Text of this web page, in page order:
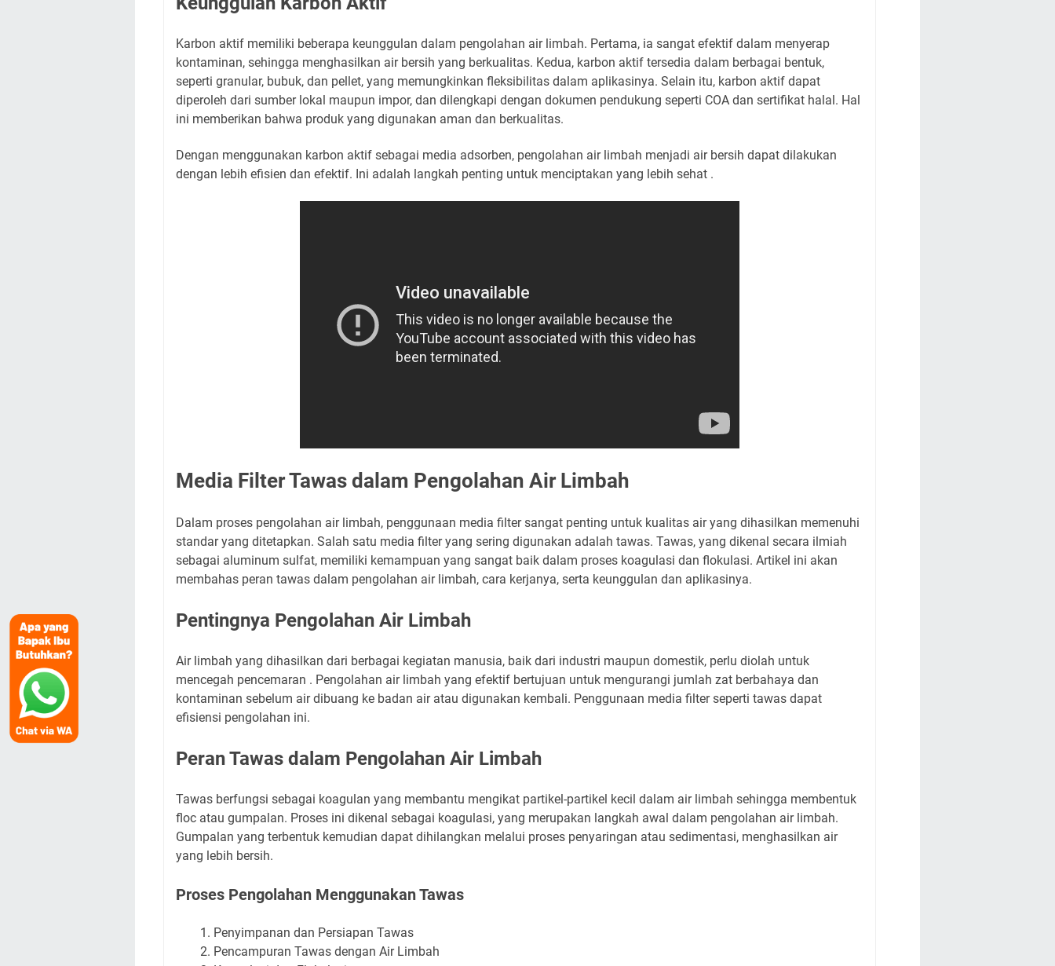
Karbon aktif memiliki beberapa keunggulan dalam pengolahan air limbah. Pertama, ia sangat efektif dalam menyerap
kontaminan, sehingga menghasilkan air bersih yang berkualitas. Kedua, karbon aktif tersedia dalam berbagai bentuk,
seperti granular, bubuk, dan pellet, yang memungkinkan fleksibilitas dalam aplikasinya. Selain itu, karbon aktif dapat
diperoleh dari sumber lokal maupun impor, dan dilengkapi dengan dokumen pendukung seperti COA dan sertifikat halal. Hal
ini memberikan bahwa produk yang digunakan aman dan berkualitas.
Dengan menggunakan karbon aktif sebagai media adsorben, pengolahan air limbah menjadi air bersih dapat dilakukan
dengan lebih efisien dan efektif. Ini adalah langkah penting untuk menciptakan yang lebih sehat .
Media Filter Tawas dalam Pengolahan Air Limbah
Dalam proses pengolahan air limbah, penggunaan media filter sangat penting untuk kualitas air yang dihasilkan memenuhi
standar yang ditetapkan. Salah satu media filter yang sering digunakan adalah tawas. Tawas, yang dikenal secara ilmiah
sebagai aluminum sulfat, memiliki kemampuan yang sangat baik dalam proses koagulasi dan flokulasi. Artikel ini akan
membahas peran tawas dalam pengolahan air limbah, cara kerjanya, serta keunggulan dan aplikasinya.
Pentingnya Pengolahan Air Limbah
Air limbah yang dihasilkan dari berbagai kegiatan manusia, baik dari industri maupun domestik, perlu diolah untuk
mencegah pencemaran . Pengolahan air limbah yang efektif bertujuan untuk mengurangi jumlah zat berbahaya dan
kontaminan sebelum air dibuang ke badan air atau digunakan kembali. Penggunaan media filter seperti tawas dapat
efisiensi pengolahan ini.
Peran Tawas dalam Pengolahan Air Limbah
Tawas berfungsi sebagai koagulan yang membantu mengikat partikel-partikel kecil dalam air limbah sehingga membentuk
floc atau gumpalan. Proses ini dikenal sebagai koagulasi, yang merupakan langkah awal dalam pengolahan air limbah.
Gumpalan yang terbentuk kemudian dapat dihilangkan melalui proses penyaringan atau sedimentasi, menghasilkan air
yang lebih bersih.
Proses Pengolahan Menggunakan Tawas
Penyimpanan dan Persiapan Tawas
Pencampuran Tawas dengan Air Limbah